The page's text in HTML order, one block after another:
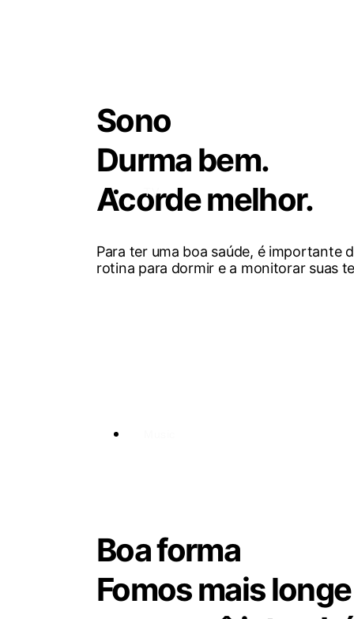
TV
Sono
Durma bem.
Acorde melhor.
Para ter uma boa saúde, é importante
rotina para dormir e a monitorar suas
Boa forma
Fomos mais longe